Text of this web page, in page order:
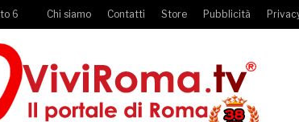
6 Chi siamo Contatti Store Pubblicità